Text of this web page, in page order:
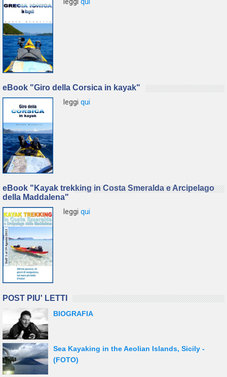
eBook "Giro della Corsica in kayak"
leggi qui
eBook "Kayak trekking in Costa Smeralda e Arcipelago
della Maddalena"
leggi qui
POST PIU' LETTI
BIOGRAFIA
Sea Kayaking in the Aeolian Islands, Sicily -
(FOTO)